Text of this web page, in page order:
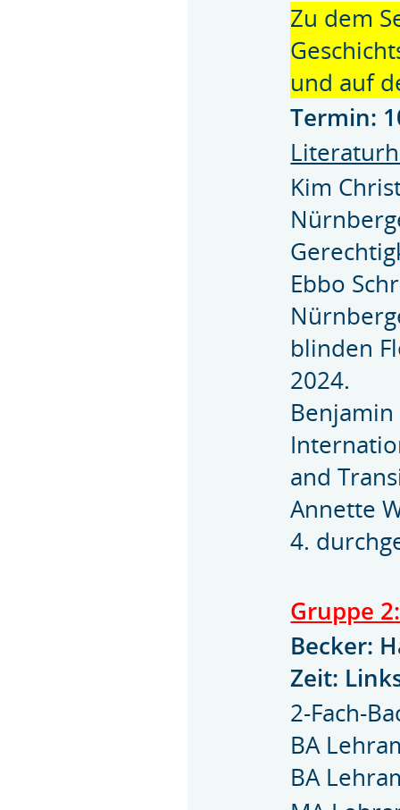
Zu dem
und auf
Termin:
Kim
Ebbo
blinden
2024.
and
Annette
4.
Gruppe 2:
Becker:
Zeit:
2-Fach-
BA
BA